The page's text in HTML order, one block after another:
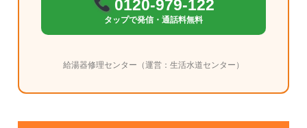
0120-979-122
タップで発信・通話料無料
給湯器修理センター（運営：生活水道センター）